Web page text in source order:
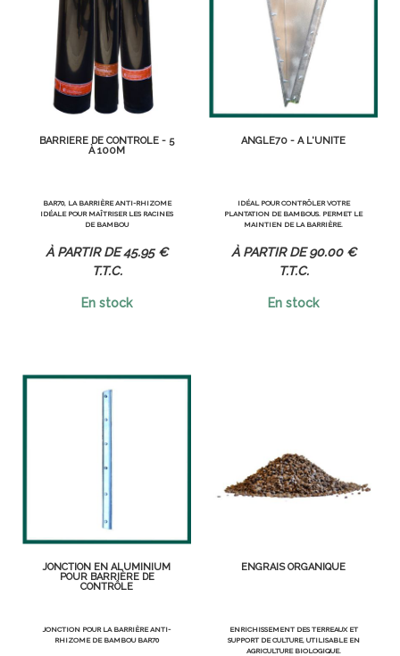
BARRIÈRE DE CONTRÔLE - 5
À 100M
BAR70, LA BARRIÈRE ANTI-RHIZOME
IDÉALE POUR MAÎTRISER LES RACINES
DE BAMBOU
45.95 €
T.T.C.
En stock
ANGLE70 - À L'UNITÉ
IDÉAL POUR CONTRÔLER VOTRE
PLANTATION DE BAMBOUS. PERMET LE
MAINTIEN DE LA BARRIÈRE.
90.00 €
T.T.C.
En stock
JONCTION EN ALUMINIUM
POUR BARRIÈRE DE
CONTRÔLE
JONCTION POUR LA BARRIÈRE ANTI-
RHIZOME DE BAMBOU BAR70
ENGRAIS ORGANIQUE
ENRICHISSEMENT DES TERREAUX ET
SUPPORT DE CULTURE, UTILISABLE EN
AGRICULTURE BIOLOGIQUE.